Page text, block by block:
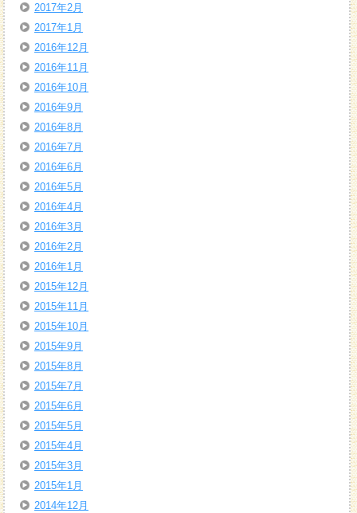
2017年2月
2017年1月
2016年12月
2016年11月
2016年10月
2016年9月
2016年8月
2016年7月
2016年6月
2016年5月
2016年4月
2016年3月
2016年2月
2016年1月
2015年12月
2015年11月
2015年10月
2015年9月
2015年8月
2015年7月
2015年6月
2015年5月
2015年4月
2015年3月
2015年1月
2014年12月